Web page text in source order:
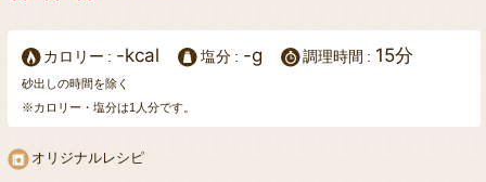
カロリー -kcal 塩分 -g 調理時間 15分
砂出しの時間を除く
※カロリー・塩分は1人分です。
オリジナルレシピ